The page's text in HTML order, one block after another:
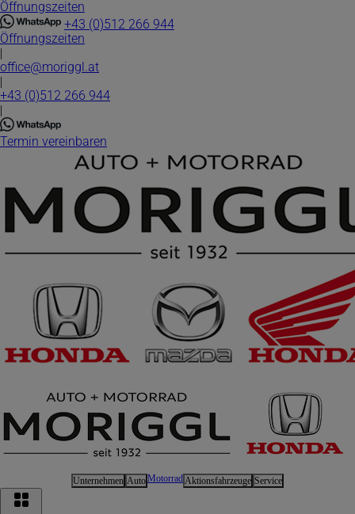
Direkt
zum
Inhalt
Öffnungszeiten
+43 (0)512 266 944
Öffnungszeiten
|
office@moriggl.at
|
+43 (0)512 266 944
|
Termin vereinbaren
Hauptnavigation
Unternehmen AutoMotorradAktionsfahrzeuge Service